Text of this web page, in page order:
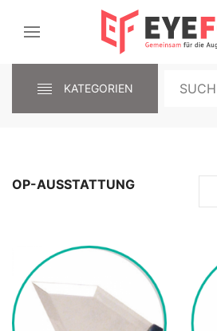
KATEGORIEN
OP-AUSSTATTUNG